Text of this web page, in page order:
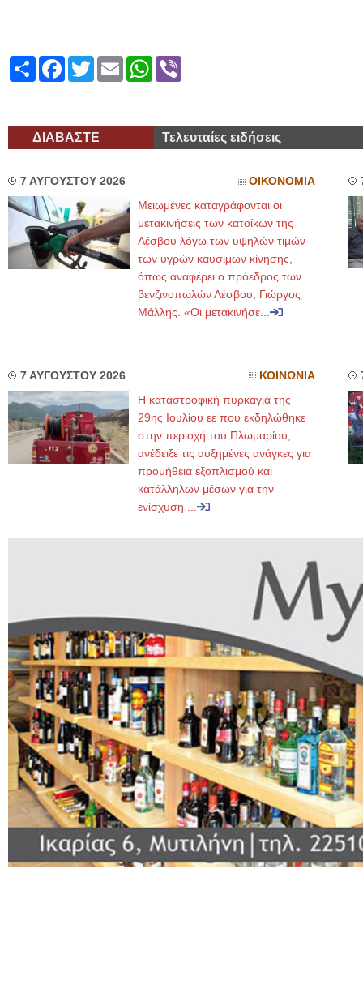
ShareFacebook
TwitterEmailWhatsApp
ΔΙΑΒΑΣΤΕ Τελευταίες ειδήσεις
7 ΑΥΓΟΥΣΤΟΥ 2026 ΟΙΚΟΝΟΜΙΑ
Μειωμένες καταγράφονται οι
μετακινήσεις των κατοίκων της
Λέσβου λόγω των υψηλών τιμών
των υγρών καυσίμων κίνησης,
όπως αναφέρει ο πρόεδρος των
βενζινοπωλών Λέσβου, Γιώργος
Μάλλης. «Οι μετακινήσε...
7 ΑΥΓΟΥΣΤΟΥ 2026 ΚΟΙΝΩΝΙΑ
Η καταστροφική πυρκαγιά της
29ης Ιουλίου εε που εκδηλώθηκε
στην περιοχή του Πλωμαρίου,
ανέδειξε τις αυξημένες ανάγκες για
προμήθεια εξοπλισμού και
κατάλληλων μέσων για την
ενίσχυση ...